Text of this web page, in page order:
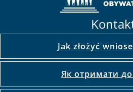
Jak złożyć
Як отримати